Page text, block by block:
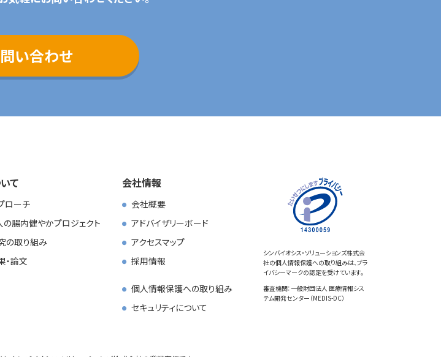
い合わせ
て
ローチ
腸内健やかプロジェクト
の取り組み
・論文
会社情報
会社概要
アドバイザリーボード
アクセスマップ
採用情報
個人情報保護への取り組み
セキュリティについて
シンバイオシス・ソリューションズ株式会
社の個人情報保護への取り組みは、プラ
イバシーマークの認定を受けています。
審査機関：一般財団法人 医療情報シス
テム開発センター（MEDIS-DC）